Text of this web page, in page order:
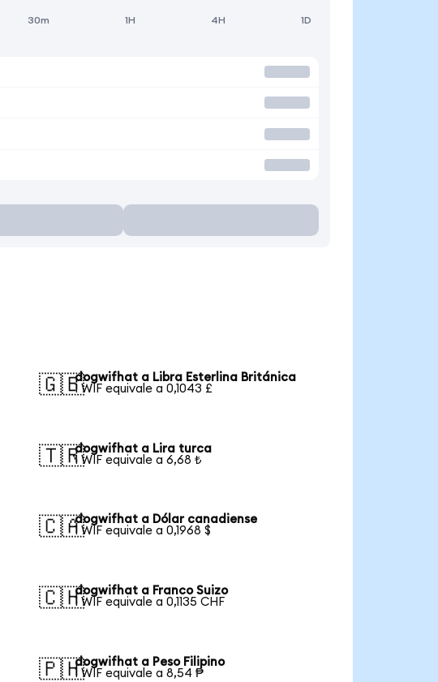
30m 1H 4H 1D
🇬🇧dogwifhat a Libra Esterlina Británica
1 WIF equivale a 0,1043 £
🇹🇷dogwifhat a Lira turca
1 WIF equivale a 6,68 ₺
🇨🇦dogwifhat a Dólar canadiense
1 WIF equivale a 0,1968 $
🇨🇭dogwifhat a Franco Suizo
1 WIF equivale a 0,1135 CHF
🇵🇭dogwifhat a Peso Filipino
1 WIF equivale a 8,54 ₱